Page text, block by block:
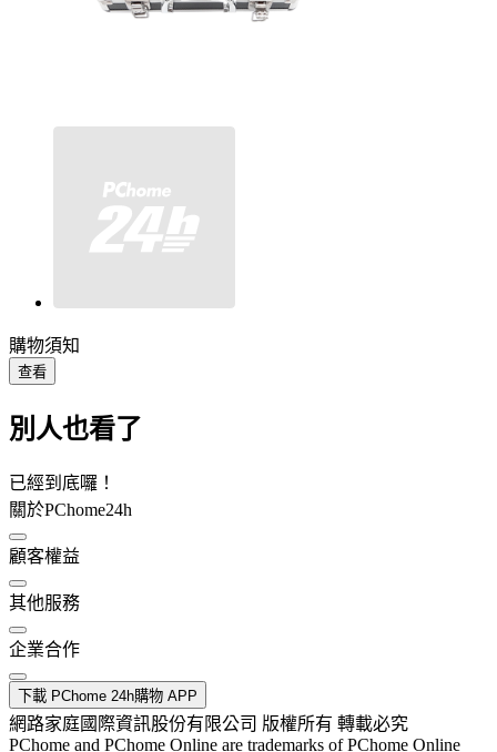
購物須知
查看
別人也看了
已經到底囉！
關於PChome24h
顧客權益
其他服務
企業合作
下載 PChome 24h購物 APP
網路家庭國際資訊股份有限公司 版權所有 轉載必究
PChome and PChome Online are trademarks of PChome Online